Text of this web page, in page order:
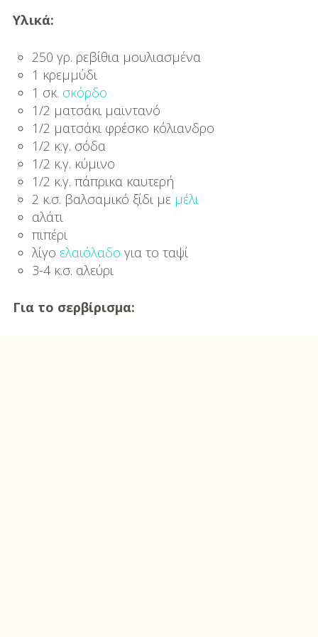
Συνταγές
Συμβουλές
Διατροφής
Υγεία – Ψυχολογία
Υλικά:
250 γρ. ρεβίθια μουλιασμένα
1 κρεμμύδι
1 σκ. σκόρδο
1/2 ματσάκι μαϊντανό
1/2 ματσάκι φρέσκο κόλιανδρο
1/2 κ.γ. σόδα
1/2 κ.γ. κύμινο
1/2 κ.γ. πάπρικα καυτερή
2 κ.σ. βαλσαμικό ξίδι με μέλι
αλάτι
πιπέρι
λίγο ελαιόλαδο για το ταψί
3-4 κ.σ. αλεύρι
Για το σερβίρισμα: